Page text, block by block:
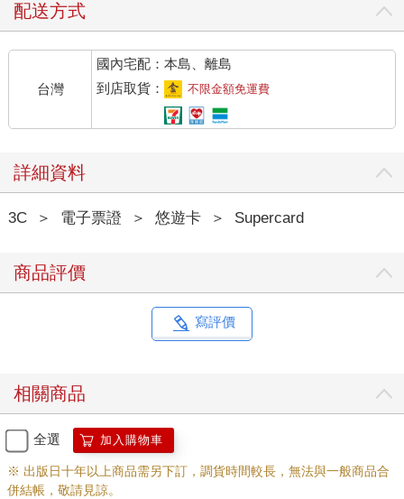
配送方式
台灣
國內宅配：本島、離島
到店取貨：
不限金額免運費
詳細資料
3C ＞ 電子票證 ＞ 悠遊卡 ＞ Supercard
商品評價
寫評價
相關商品
全選 加入購物車
※ 出版日十年以上商品需另下訂，調貨時間較長，無法與一般商品合
併結帳，敬請見諒。